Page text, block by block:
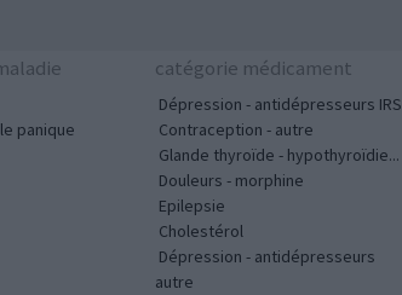
panique
catégorie médicament
Dépression - antidépresseurs IRS
Contraception - autre
Glande thyroïde - hypothyroïdie...
Douleurs - morphine
Epilepsie
Cholestérol
Dépression - antidépresseurs
autre